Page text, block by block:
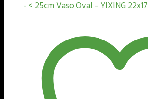
- < 25cmVaso Oval – YIXING